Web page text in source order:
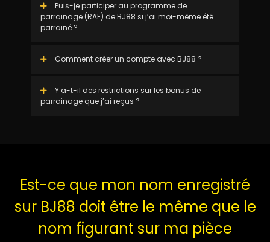
Puis-je participer au programme de
parrainage (RAF) de BJ88 si j’ai moi-même été
parrainé ?
Comment créer un compte avec BJ88 ?
Y a-t-il des restrictions sur les bonus de
parrainage que j’ai reçus ?
Est-ce que mon nom enregistré
sur BJ88 doit être le même que le
nom figurant sur ma pièce